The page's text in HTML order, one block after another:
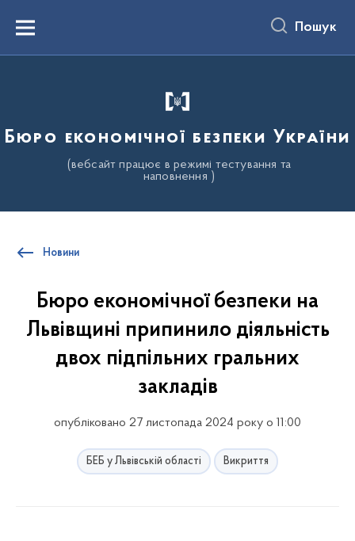
вмістуMenu Пошук
Бюро економічної безпеки України
(вебсайт працює в режимі тестування та
наповнення )
Новини
Бюро економічної безпеки на
Львівщині припинило діяльність
двох підпільних гральних
закладів
опубліковано 27 листопада 2024 року о 11:00
БЕБ у Львівській області Викриття